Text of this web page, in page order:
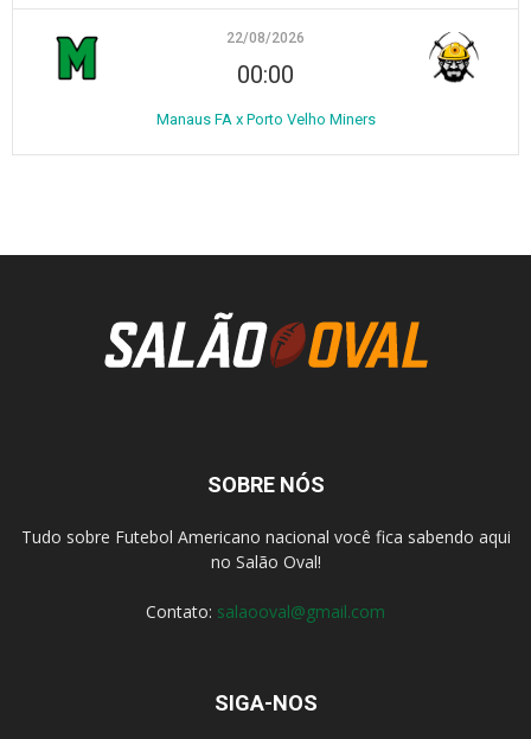
22/08/2026
00:00
Manaus FA x Porto Velho Miners
SOBRE NÓS
Tudo sobre Futebol Americano nacional você fica sabendo aqui
no Salão Oval!
Contato: salaooval@gmail.com
SIGA-NOS